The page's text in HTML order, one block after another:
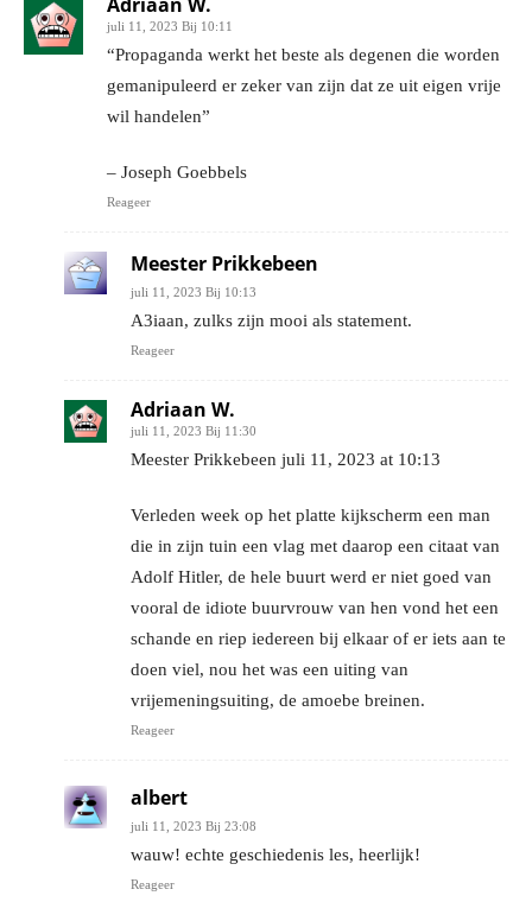
juli 11, 2023 Bij 10:11
“Propaganda werkt het beste als degenen die worden
gemanipuleerd er zeker van zijn dat ze uit eigen vrije
wil handelen”
– Joseph Goebbels
Reageer
Meester Prikkebeen
juli 11, 2023 Bij 10:13
A3iaan, zulks zijn mooi als statement.
Reageer
Adriaan W.
juli 11, 2023 Bij 11:30
Meester Prikkebeen juli 11, 2023 at 10:13
Verleden week op het platte kijkscherm een man
die in zijn tuin een vlag met daarop een citaat van
Adolf Hitler, de hele buurt werd er niet goed van
vooral de idiote buurvrouw van hen vond het een
schande en riep iedereen bij elkaar of er iets aan te
doen viel, nou het was een uiting van
vrijemeningsuiting, de amoebe breinen.
Reageer
albert
juli 11, 2023 Bij 23:08
wauw! echte geschiedenis les, heerlijk!
Reageer